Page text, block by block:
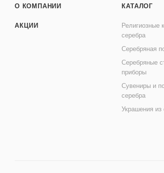
О КОМПАНИИ
АКЦИИ
КАТАЛОГ
Религиозные
серебра
Серебряная
Серебряные
приборы
Сувениры и
серебра
Украшения из